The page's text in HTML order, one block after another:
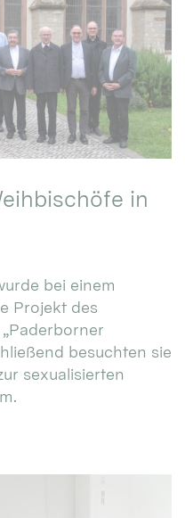
in
bei einem
Projekt des
besuchten sie
sexualisierten